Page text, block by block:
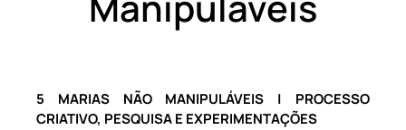
5 MARIAS NÃO MANIPULÁVEIS | PROCESSO
CRIATIVO, PESQUISA E EXPERIMENTAÇÕES